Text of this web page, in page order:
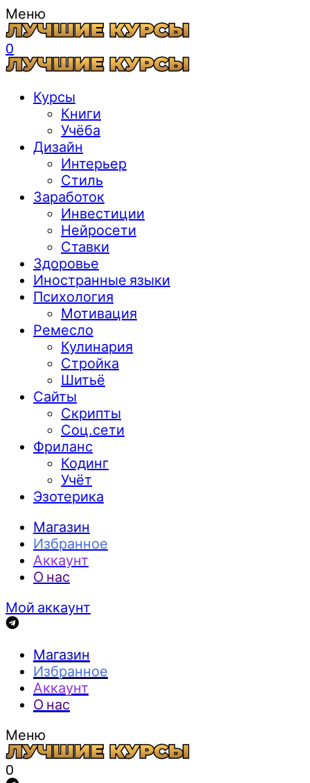
Меню
0
Курсы
Книги
Учёба
Дизайн
Интерьер
Стиль
Заработок
Инвестиции
Нейросети
Ставки
Здоровье
Иностранные языки
Психология
Мотивация
Ремесло
Кулинария
Стройка
Шитьё
Сайты
Скрипты
Соц.сети
Фриланс
Кодинг
Учёт
Эзотерика
Магазин
Избранное
Аккаунт
О нас
Мой аккаунт
Магазин
Избранное
Аккаунт
О нас
Меню
0